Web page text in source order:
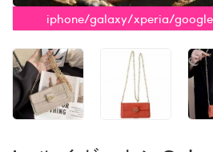
iphone/galaxy/xperia/